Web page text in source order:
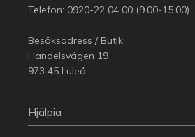
Telefon: 0920-22 04 00 (9.00-15.00)
Besöksadress / Butik:
Handelsvägen 19
973 45 Luleå
Hjälpia